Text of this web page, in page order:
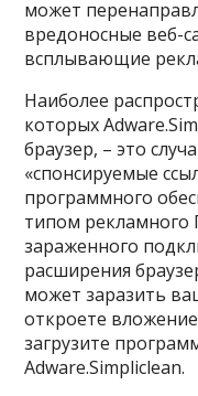
может
вредоносные веб-
всплывающие
Наиболее
которых
браузер, – это
«спонсируемые
программного
типом рекламного
зараженного
расширения
может заразить
откроете
загрузите
Adware.Simpliclean.